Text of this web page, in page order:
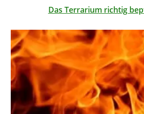
Das Terrarium richtig